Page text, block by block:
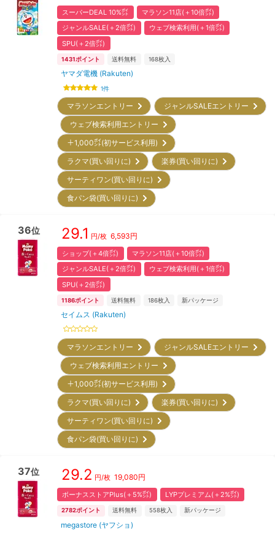
スーパーDEAL 10%㌽
マラソン11店(＋10倍㌽)
ジャンルSALE(＋2倍㌽)
ウェブ検索利用(＋1倍㌽)
SPU(＋2倍㌽)
1431ポイント 送料無料 168枚入
ヤマダ電機 (Rakuten)
1件
マラソンエントリー
ジャンルSALEエントリー
ウェブ検索利用エントリー
＋1,000㌽(初サービス利用)
ラクマ(買い回りに)
楽券(買い回りに)
サーティワン(買い回りに)
食パン袋(買い回りに)
36位 29.1 円/枚 6,593円
ショップ(＋4倍㌽)
マラソン11店(＋10倍㌽)
ジャンルSALE(＋2倍㌽)
ウェブ検索利用(＋1倍㌽)
SPU(＋2倍㌽)
1186ポイント 送料無料 186枚入 新パッケージ
セイムス (Rakuten)
マラソンエントリー
ジャンルSALEエントリー
ウェブ検索利用エントリー
＋1,000㌽(初サービス利用)
ラクマ(買い回りに)
楽券(買い回りに)
サーティワン(買い回りに)
食パン袋(買い回りに)
37位 29.2 円/枚 19,080円
ボーナスストアPlus(＋5%㌽) LYPプレミアム(＋2%㌽)
2782ポイント 送料無料 558枚入 新パッケージ
megastore (ヤフショ)